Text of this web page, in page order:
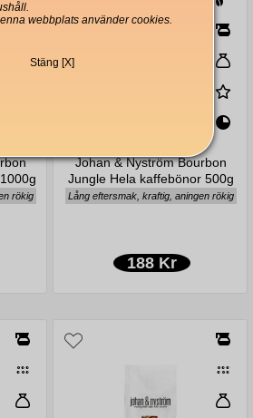
rökig
Johan & Nyström Bourbon
Jungle Hela kaffebönor 500g
Lång eftersmak, kraftig, aningen rökig
188 Kr
webbplats använder cookies.
Stäng [X]